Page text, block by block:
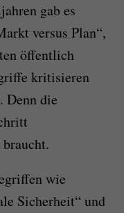
gab es
versus Plan“,
öffentlich
kritisieren
Denn die
wie
Sicherheit“ und